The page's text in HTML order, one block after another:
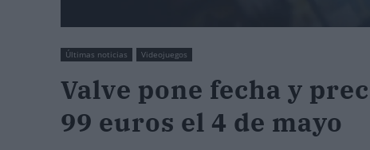
Últimas noticias Videojuegos
Valve pone fecha y
99 euros el 4 de mayo